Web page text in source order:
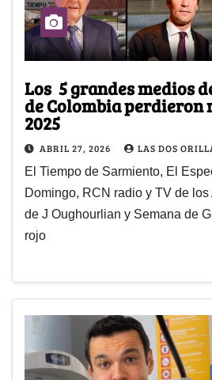
Los 5 grandes medios
de Colombia perdieron
2025
ABRIL 27, 2026 LAS DOS
El Tiempo de Sarmiento, El
Domingo, RCN radio y TV de
de J Oughourlian y Semana de
rojo